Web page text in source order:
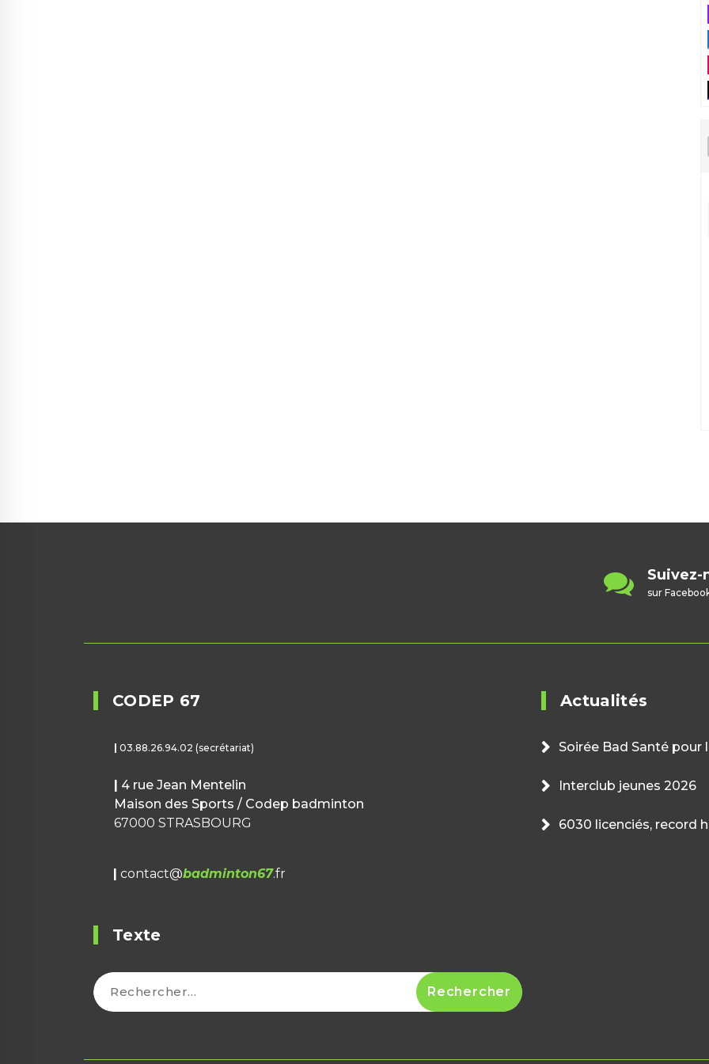
Suivez-
sur
CODEP 67
03.88.26.94.02 (secrétariat)
| 4 rue Jean Mentelin
Maison des Sports / Codep badminton
67000 STRASBOURG
| contact@badminton67.fr
Texte
Rechercher :
Actualités
Soirée Bad Santé pour
Interclub jeunes 2026
6030 licenciés, record